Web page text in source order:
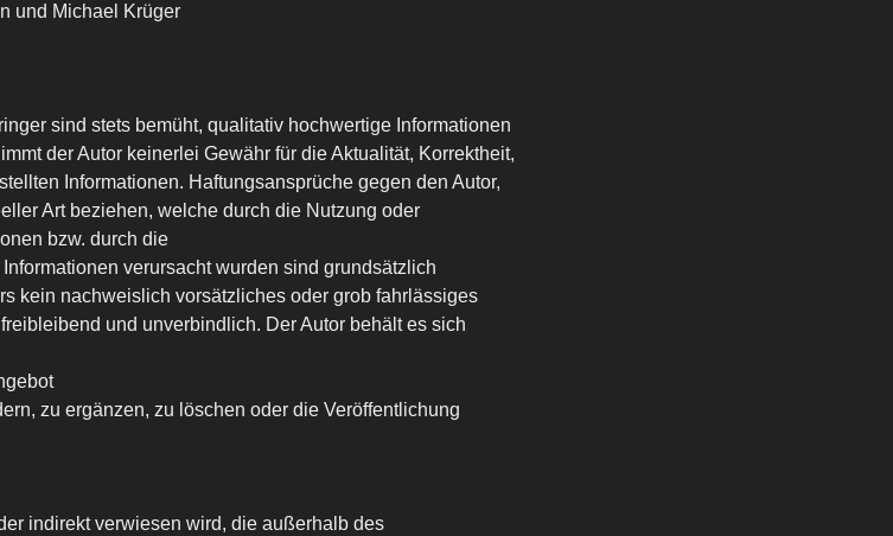
und Michael Krüger
sind stets bemüht, qualitativ hochwertige Informationen
der Autor keinerlei Gewähr für die Aktualität, Korrektheit,
Informationen. Haftungsansprüche gegen den Autor,
Art beziehen, welche durch die Nutzung oder
bzw. durch die
verursacht wurden sind grundsätzlich
kein nachweislich vorsätzliches oder grob fahrlässiges
und unverbindlich. Der Autor behält es sich
zu ergänzen, zu löschen oder die Veröffentlichung
indirekt verwiesen wird, die außerhalb des